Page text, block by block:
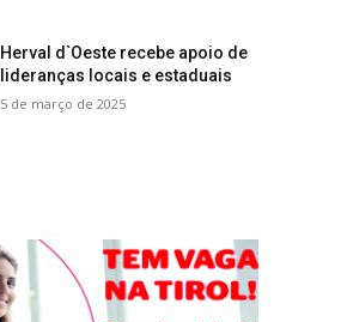
Herval d`Oeste recebe apoio de
lideranças locais e estaduais
5 de março de 2025